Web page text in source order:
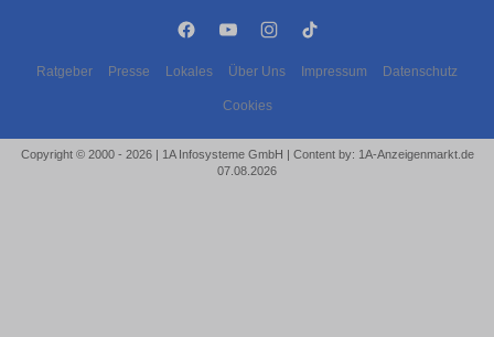
Ratgeber Presse Lokales Über Uns Impressum Datenschutz
Cookies
Copyright © 2000 - 2026 | 1A Infosysteme GmbH | Content by: 1A-Anzeigenmarkt.de
07.08.2026